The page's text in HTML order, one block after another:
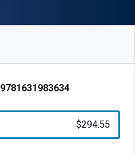
9781631983634
$294.55